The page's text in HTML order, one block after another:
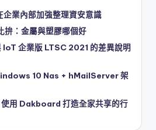
企業內部加強整理資安意識
拚：金屬與塑膠哪個好
企業版 LTSC 2021 的差異說明
10 Nas + hMailServer 架
用 Dakboard 打造全家共享的行